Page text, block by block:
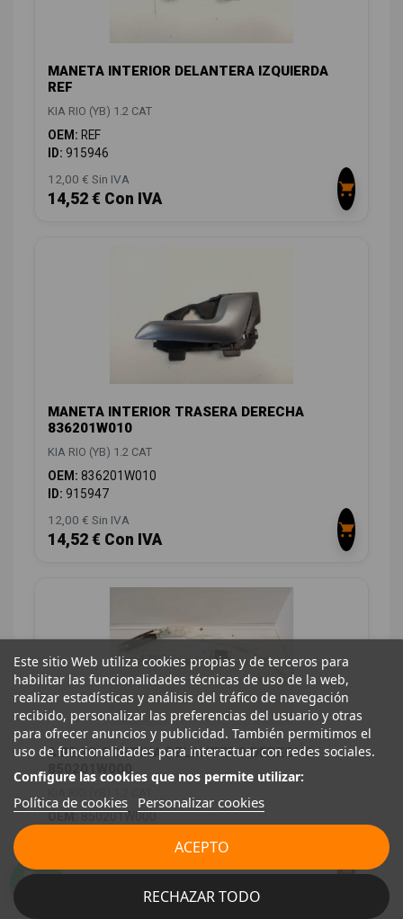
MANETA INTERIOR DELANTERA IZQUIERDA
REF
KIA RIO (YB) 1.2 CAT
OEM: REF
ID: 915946
12,00 € Sin IVA
14,52 € Con IVA
MANETA INTERIOR TRASERA DERECHA
836201W010
KIA RIO (YB) 1.2 CAT
OEM: 836201W010
ID: 915947
12,00 € Sin IVA
14,52 € Con IVA
AIRBAG CORTINA DELANTERO DERECHO
850201W000
OEM:850201W000
58,08 € Con IVA
Este sitio Web utiliza cookies propias y de terceros para
habilitar las funcionalidades técnicas de uso de la web,
realizar estadísticas y análisis del tráfico de navegación
recibido, personalizar las preferencias del usuario y otras
para ofrecer anuncios y publicidad. También permitimos el
uso de funcionalidades para interactuar con redes sociales.
Configure las cookies que nos permite utilizar:
Política de cookies Personalizar cookies
RECHAZAR TODO
ACEPTO